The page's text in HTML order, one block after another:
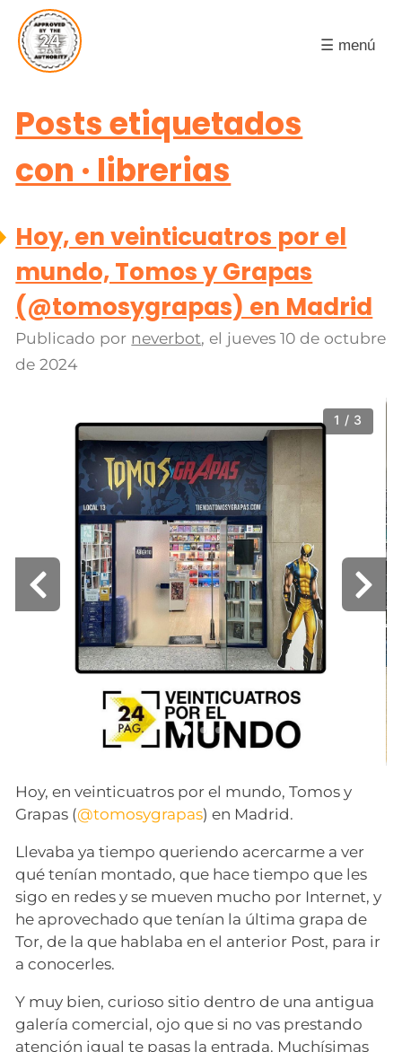
☰ menú
Posts etiquetados
con · librerias
Hoy, en veinticuatros por el
mundo, Tomos y Grapas
(@tomosygrapas) en Madrid
Publicado por neverbot, el jueves 10 de octubre
de 2024
1 / 3
Hoy, en veinticuatros por el mundo, Tomos y
Grapas (@tomosygrapas) en Madrid.
Llevaba ya tiempo queriendo acercarme a ver
qué tenían montado, que hace tiempo que les
sigo en redes y se mueven mucho por Internet, y
he aprovechado que tenían la última grapa de
Tor, de la que hablaba en el anterior Post, para ir
a conocerles.
Y muy bien, curioso sitio dentro de una antigua
galería comercial, ojo que si no vas prestando
atención igual te pasas la entrada. Muchísimas